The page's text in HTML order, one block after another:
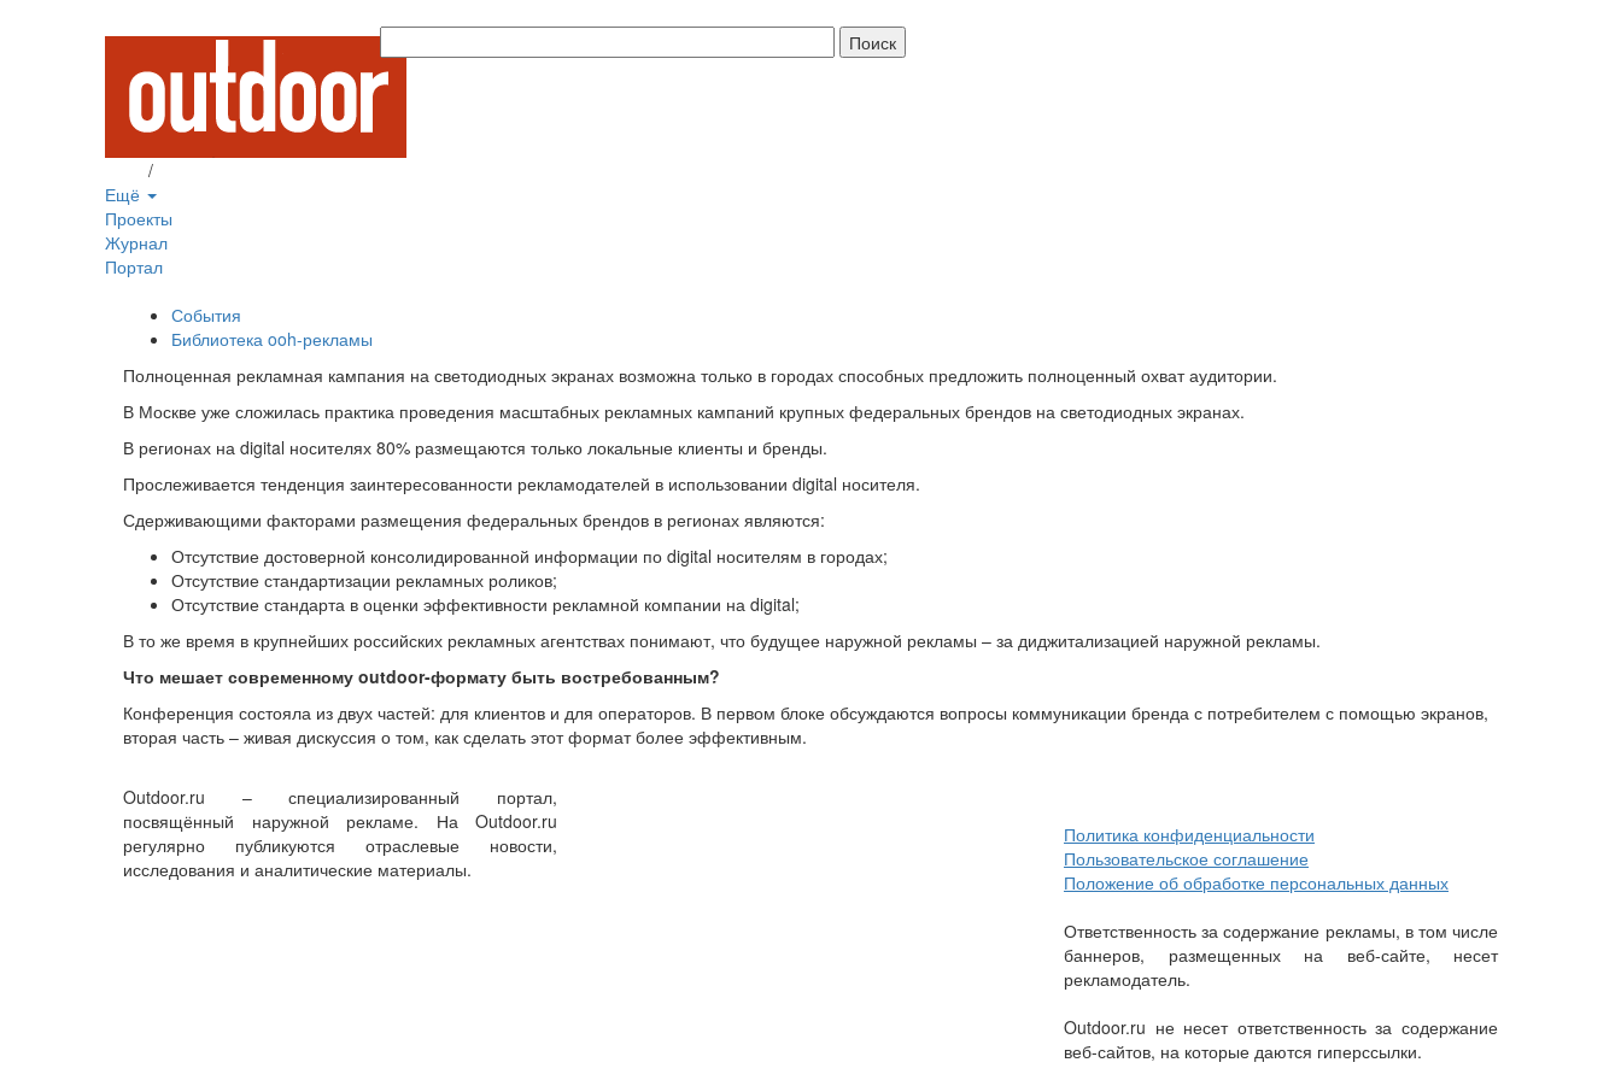
/
Ещё
Проекты
Журнал
Портал
События
Библиотека ooh-рекламы
Полноценная рекламная кампания на светодиодных экранах возможна только в городах способных предложить полноценный охват аудитории.
В Москве уже сложилась практика проведения масштабных рекламных кампаний крупных федеральных брендов на светодиодных экранах.
В регионах на digital носителях 80% размещаются только локальные клиенты и бренды.
Прослеживается тенденция заинтересованности рекламодателей в использовании digital носителя.
Сдерживающими факторами размещения федеральных брендов в регионах являются:
Отсутствие достоверной консолидированной информации по digital носителям в городах;
Отсутствие стандартизации рекламных роликов;
Отсутствие стандарта в оценки эффективности рекламной компании на digital;
В то же время в крупнейших российских рекламных агентствах понимают, что будущее наружной рекламы – за диджитализацией наружной рекламы.
Что мешает современному outdoor-формату быть востребованным?
Конференция состояла из двух частей: для клиентов и для операторов. В первом блоке обсуждаются вопросы коммуникации бренда с потребителем с помощью экранов,
вторая часть – живая дискуссия о том, как сделать этот формат более эффективным.
Outdoor.ru – специализированный портал,
посвящённый наружной рекламе. На Outdoor.ru
регулярно публикуются отраслевые новости,
исследования и аналитические материалы.
Политика конфиденциальности
Пользовательское соглашение
Положение об обработке персональных данных
Ответственность за содержание рекламы, в том числе
баннеров, размещенных на веб-сайте, несет
рекламодатель.
Outdoor.ru не несет ответственность за содержание
веб-сайтов, на которые даются гиперссылки.